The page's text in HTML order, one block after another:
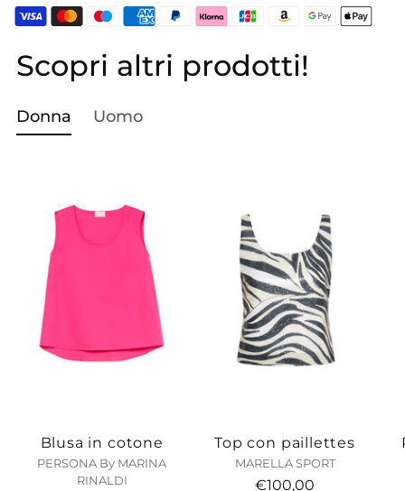
Aggiungere
un
al
Scopri altri prodotti!
Donna Uomo
Blusa in cotone
PERSONA By MARINA
RINALDI
Top con paillettes
MARELLA SPORT
€100,00